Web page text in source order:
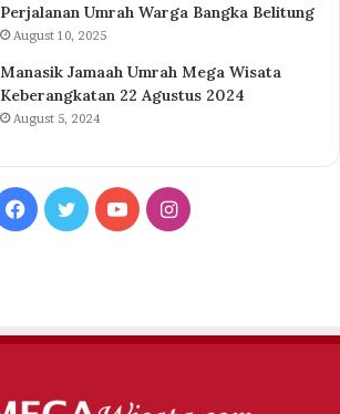
Perjalanan Umrah Warga Bangka Belitung
August 10, 2025
Manasik Jamaah Umrah Mega Wisata
Keberangkatan 22 Agustus 2024
August 5, 2024
Facebook
TwitterYouTubeInstagram